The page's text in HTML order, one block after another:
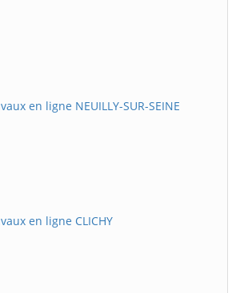
en ligne NEUILLY-SUR-SEINE
en ligne CLICHY